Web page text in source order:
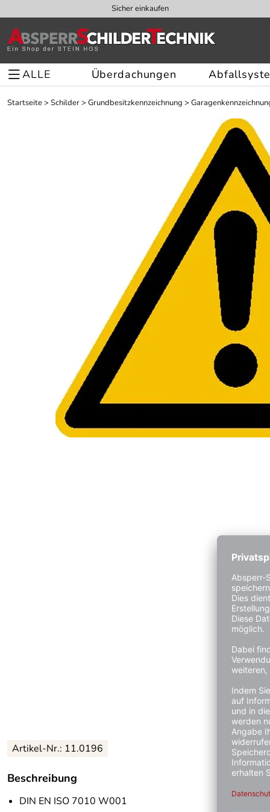
Sicher einkaufen
ALLE Überdachungen
Startseite> Schilder> Grundbesitzkennzeichnung >
Artikel-Nr.: 11.0196
Beschreibung
DIN EN ISO 7010 W001